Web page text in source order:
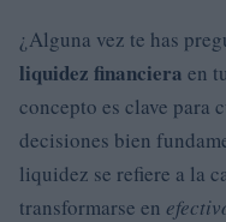
¿Alguna vez te has
liquidez financiera en
concepto es clave para
decisiones bien
liquidez se refiere a la
transformarse en